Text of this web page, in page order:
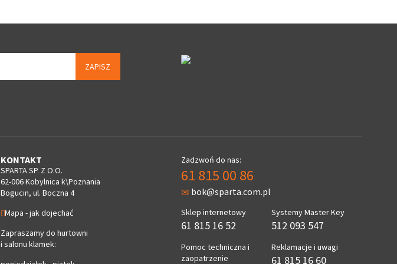
ZAPISZ
KONTAKT
SPARTA SP. Z O.O.
62-006 Kobylnica k\Poznania
Bogucin, ul. Boczna 4
Mapa - jak dojechać
Zapraszamy do hurtowni
i salonu klamek:
Zadzwoń do nas:
61 815 00 86
bok@sparta.com.pl
Sklep internetowy
61 815 16 52
Pomoc techniczna i
zaopatrzenie
Systemy Master Key
512 093 547
Reklamacje i uwagi
61 815 16 60